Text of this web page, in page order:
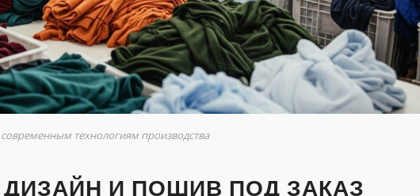
технологиям производства
И ПОШИВ ПОД ЗАКАЗ